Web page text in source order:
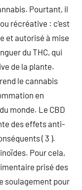
Pourtant, il
récréative : c’est
et autorisé à mise
du THC, qui
de la plante.
le cannabis
en
monde. Le CBD
des effets anti-
( 3 ).
Pour cela,
prisé des
soulagement pour